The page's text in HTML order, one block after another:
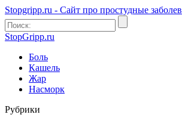
Stopgripp.ru - Cайт про простудные
StopGripp.ru
Боль
Кашель
Жар
Насморк
Рубрики